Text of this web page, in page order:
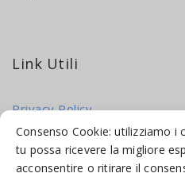
Consenso Cookie: utilizziamo i
tu possa ricevere la migliore
acconsentire o ritirare il
Link Utili
Privacy Policy
Cookie Policy